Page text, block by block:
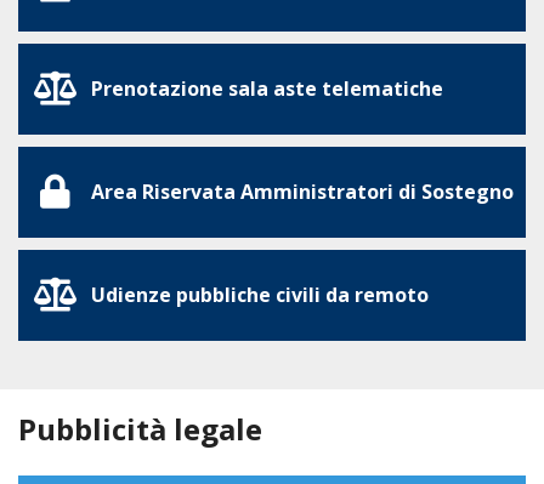
Prenotazione sala aste telematiche
Area Riservata Amministratori di Sostegno
Udienze pubbliche civili da remoto
Pubblicità legale